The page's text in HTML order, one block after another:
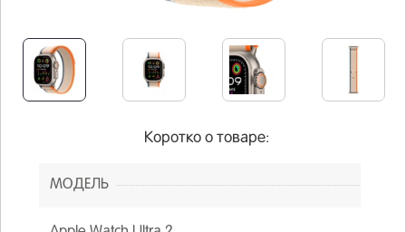
Коротко о товаре:
МОДЕЛЬ